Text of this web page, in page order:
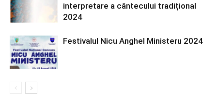
interpretare a cântecului tradițional
2024
Festivalul Nicu Anghel Ministeru 2024